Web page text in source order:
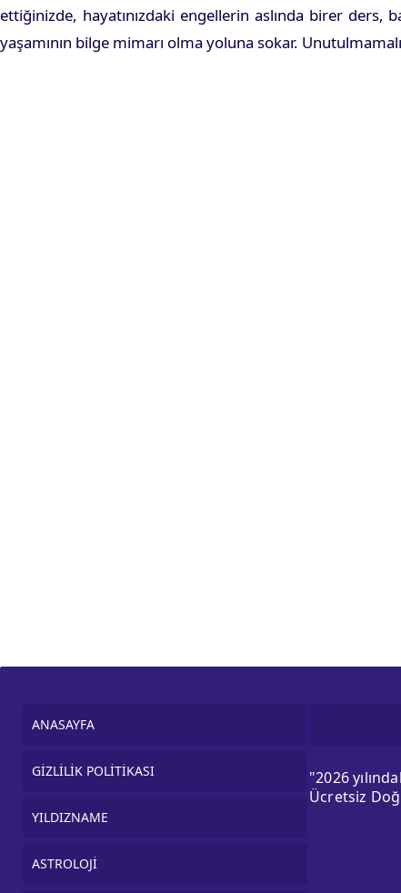
ettiğinizde, hayatınızdaki engellerin aslında birer ders,
yaşamının bilge mimarı olma yoluna sokar.
ANASAYFA
GİZLİLİK POLİTİKASI
YILDIZNAME
ASTROLOJİ
"2026
Ücretsiz